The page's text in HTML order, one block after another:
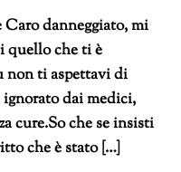
Caro danneggiato, mi
quello che ti è
non ti aspettavi di
ignorato dai medici,
cure.So che se insisti
che è stato […]